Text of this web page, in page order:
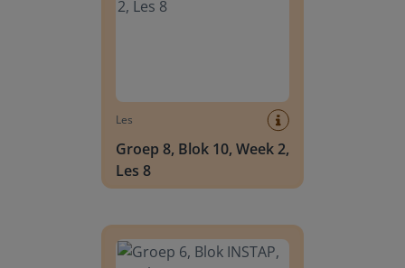
Les
Groep 8, Blok 10, Week 2,
Les 8